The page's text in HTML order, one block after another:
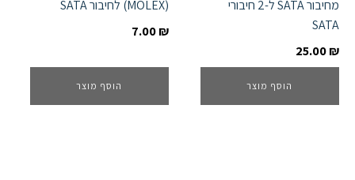
מחיבור SATA ל-2 חיבורי
SATA
25.00₪
הוסף מוצר
(MOLEX) לחיבור SATA
7.00₪
הוסף מוצר